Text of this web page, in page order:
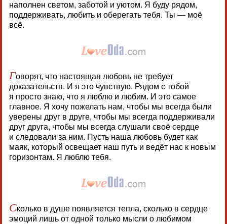
наполнен светом, заботой и уютом. Я буду рядом,
поддерживать, любить и оберегать тебя. Ты — моё
всё.
Говорят, что настоящая любовь не требует
доказательств. И я это чувствую. Рядом с тобой
я просто знаю, что я люблю и любим. И это самое
главное. Я хочу пожелать нам, чтобы мы всегда были
уверены друг в друге, чтобы мы всегда поддерживали
друг друга, чтобы мы всегда слушали своё сердце
и следовали за ним. Пусть наша любовь будет как
маяк, который освещает наш путь и ведёт нас к новым
горизонтам. Я люблю тебя.
Сколько в душе появляется тепла, сколько в сердце
эмоций лишь от одной только мысли о любимом